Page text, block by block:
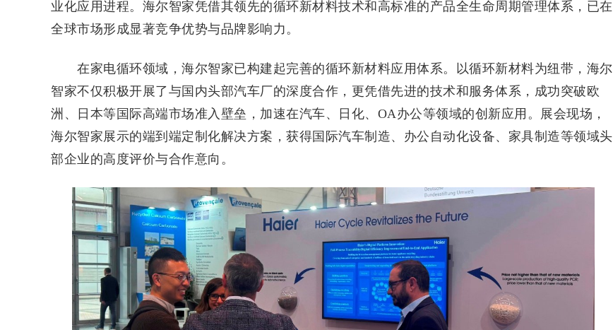
业化应用进程。海尔智家凭借其领先的循环新材料技术和高标准的产品全生命周期管理体系，已在
全球市场形成显著竞争优势与品牌影响力。
在家电循环领域，海尔智家已构建起完善的循环新材料应用体系。以循环新材料为纽带，海尔
智家不仅积极开展了与国内头部汽车厂的深度合作，更凭借先进的技术和服务体系，成功突破欧
洲、日本等国际高端市场准入壁垒，加速在汽车、日化、OA办公等领域的创新应用。展会现场，
海尔智家展示的端到端定制化解决方案，获得国际汽车制造、办公自动化设备、家具制造等领域头
部企业的高度评价与合作意向。